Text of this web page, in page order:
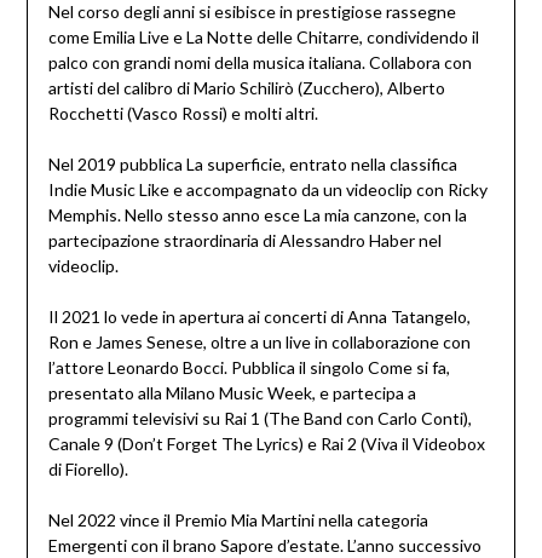
Nel corso degli anni si esibisce in prestigiose rassegne
come Emilia Live e La Notte delle Chitarre, condividendo il
palco con grandi nomi della musica italiana. Collabora con
artisti del calibro di Mario Schilirò (Zucchero), Alberto
Rocchetti (Vasco Rossi) e molti altri.
Nel 2019 pubblica La superficie, entrato nella classifica
Indie Music Like e accompagnato da un videoclip con Ricky
Memphis. Nello stesso anno esce La mia canzone, con la
partecipazione straordinaria di Alessandro Haber nel
videoclip.
Il 2021 lo vede in apertura ai concerti di Anna Tatangelo,
Ron e James Senese, oltre a un live in collaborazione con
l’attore Leonardo Bocci. Pubblica il singolo Come si fa,
presentato alla Milano Music Week, e partecipa a
programmi televisivi su Rai 1 (The Band con Carlo Conti),
Canale 9 (Don’t Forget The Lyrics) e Rai 2 (Viva il Videobox
di Fiorello).
Nel 2022 vince il Premio Mia Martini nella categoria
Emergenti con il brano Sapore d’estate. L’anno successivo